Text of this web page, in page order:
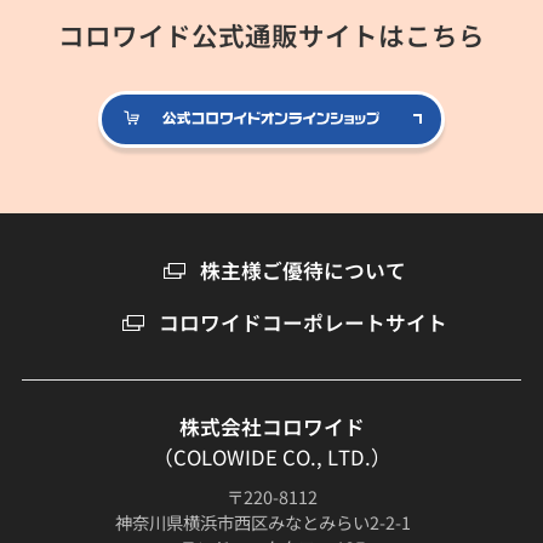
コロワイド公式通販サイトはこちら
公式コロ
株主様ご優待について
コロワイドコーポレートサイト
株式会社コロワイド
（COLOWIDE CO., LTD.）
〒220-8112
神奈川県横浜市西区みなとみらい2-2-1